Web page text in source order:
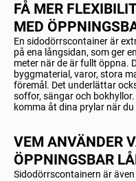
FÅ MER
MED
En sidodörrscontainer är
på ena långsidan, som ger
meter när de är fullt öppna.
byggmaterial, varor, stora
föremål. Det underlättar
soffor, sängar och
komma åt dina prylar när du
VEM ANVÄNDER
ÖPPNINGSBAR
Sidodörrscontainern är